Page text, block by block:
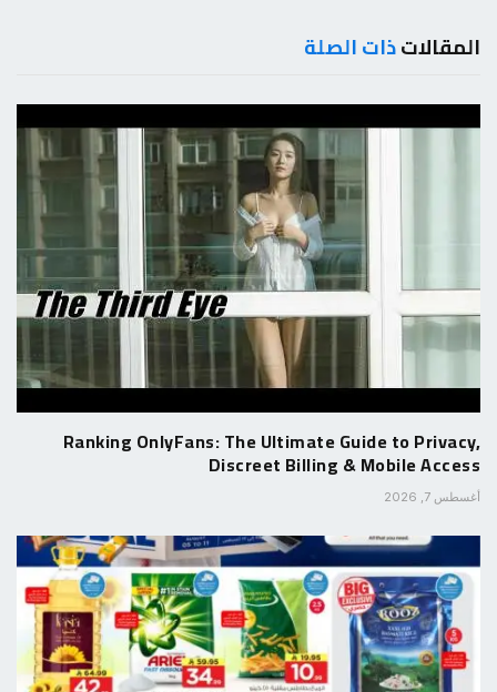
المقالاتذات الصلة
Ranking OnlyFans: The Ultimate Guide to Privacy,
Discreet Billing & Mobile Access
أغسطس 7, 2026